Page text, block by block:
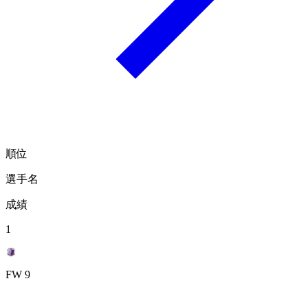
順位
選手名
成績
1
FW 9